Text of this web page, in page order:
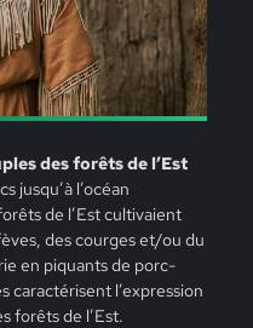
des forêts de l’Est
jusqu’à l’océan
de l’Est cultivaient
des courges et/ou du
en piquants de porc-
caractérisent l’expression
forêts de l’Est.